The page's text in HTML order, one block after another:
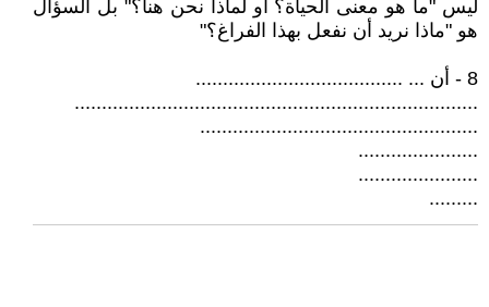
ليس "ما هو معنى الحياة؟ أو لماذا نحن هنا؟" بل السؤال
هو "ماذا نريد أن نفعل بهذا الفراغ؟"
8 - أن ... ......................................
..........................................................................
...................................................
......................
......................
.........